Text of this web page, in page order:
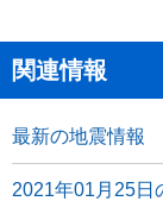
関連情報
最新の地震情報
2021年01月25日